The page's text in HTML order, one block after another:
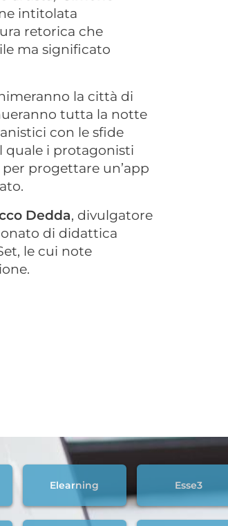
intitolata
retorica che
ma significato
la città di
tutta la notte
con le sfide
quale i protagonisti
progettare un’app
Dedda, divulgatore
di didattica
le cui note
Elearning Esse3